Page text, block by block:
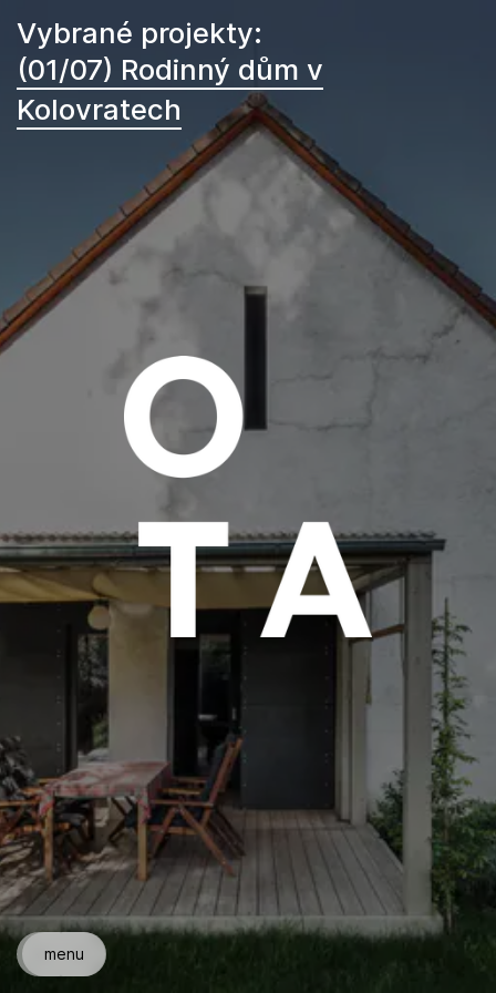
menu
Vybrané projekty:
(01/07) Rodinný dům v
Kolovratech
← →